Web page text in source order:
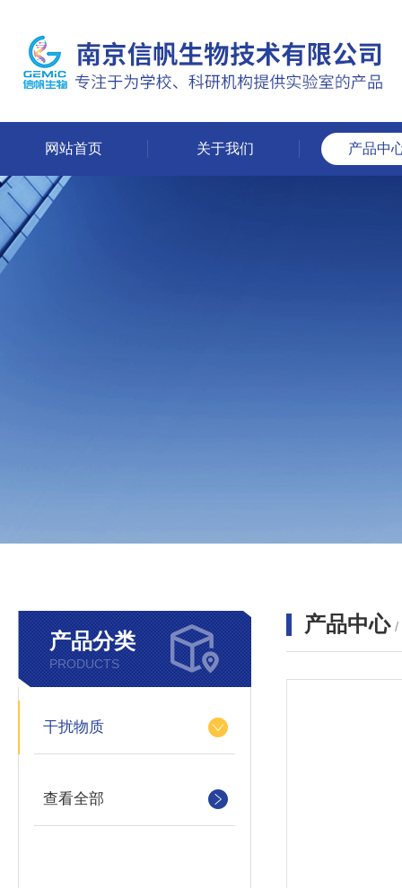
网站首页 关于我们 产品中
产品分类
PRODUCTS
干扰物质
查看全部
产品中心 /